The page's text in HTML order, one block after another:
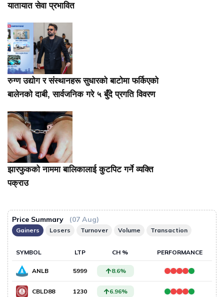
यातायात सेवा प्रभावित
रुग्ण उद्योग र संस्थानहरू सुधारको बाटोमा फर्किएको
बालेनकाे दाबी, सार्वजनिक गरे ५ बुँदे प्रगति विवरण
झारफुकको नाममा बालिकालाई कुटपिट गर्ने व्यक्ति
पक्राउ